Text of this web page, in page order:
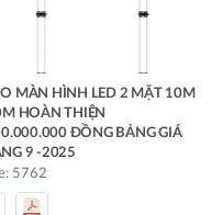
MÀN HÌNH LED 2 MẶT 10M
HOÀN THIỆN
ĐỒNG BẢNG GIÁ
9 -2025
5762